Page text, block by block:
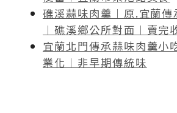
礁溪蒜味肉羹︱原.宜蘭
︱礁溪鄉公所對面︱賣完
宜蘭北門傳承蒜味肉羹小
業化︱非早期傳統味